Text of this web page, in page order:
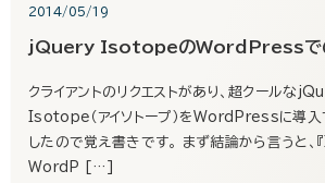
2014/05/19
jQuery IsotopeのWordPressで
クライアントのリクエストがあり、超クールな
Isotope（アイソトープ）をWordPressに導
したので覚え書きです。 まず結論から言うと
WordP […]